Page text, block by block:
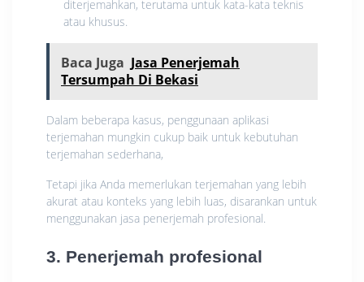
diterjemahkan, terutama untuk kata-kata teknis
atau khusus.
Baca Juga Jasa Penerjemah
Tersumpah Di Bekasi
Dalam beberapa kasus, penggunaan aplikasi
terjemahan mungkin cukup baik untuk kebutuhan
terjemahan sederhana,
Tetapi jika Anda memerlukan terjemahan yang lebih
akurat atau konteks yang lebih luas, disarankan untuk
menggunakan jasa penerjemah profesional.
3. Penerjemah profesional